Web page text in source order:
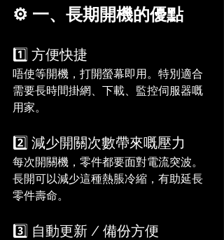
⚙️ 一、長期開機的優點
1️⃣ 方便快捷
唔使等開機，打開螢幕即用。特別適合
需要長時間掛網、下載、監控伺服器嘅
用家。
2️⃣ 減少開關次數帶來嘅壓力
每次開關機，零件都要面對電流突波。
長開可以減少這種熱脹冷縮，有助延長
零件壽命。
3️⃣ 自動更新 / 備份方便